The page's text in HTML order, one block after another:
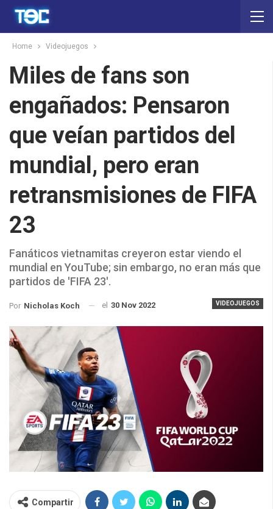
Home Videojuegos
Miles de fans son
engañados: Pensaron
que veían partidos del
mundial, pero eran
retransmisiones de FIFA
23
Fanáticos vietnamitas creyeron estar viendo el
mundial en YouTube; sin embargo, no eran más que
partidos de 'FIFA 23'.
VIDEOJUEGOS
Por Nicholas Koch el 30 Nov 2022
Compartir